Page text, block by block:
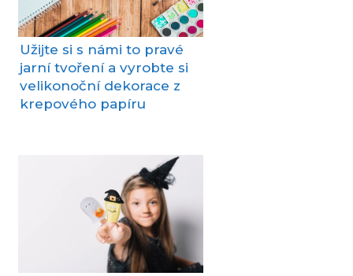
Užijte si s námi to pravé
jarní tvoření a vyrobte si
velikonoční dekorace z
krepového papíru